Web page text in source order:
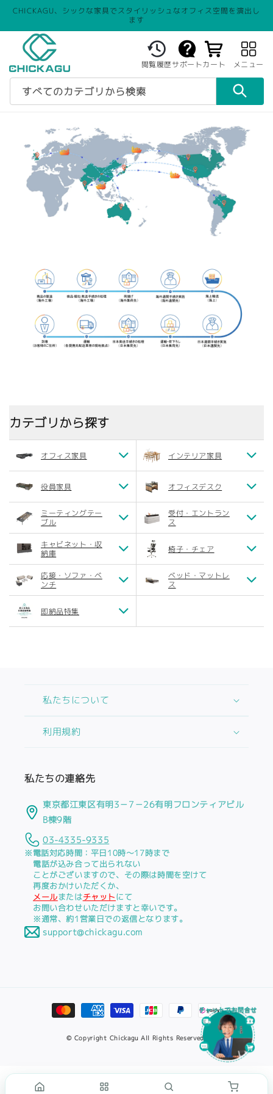
CHICKAGU、シックな家具でスタイリッシュなオフィス空間を演出し
ます
メニュー
すべてのカテゴリから検索
閲覧履歴サポートカート
ー
カテゴリから探す
オフィス家具 インテリア家具
役員家具 オフィスデスク
ミーティングテー
ブル
受付・エントラン
ス
キャビネット・収
納庫
椅子・チェア
応接・ソファ・ベ
ンチ
ベッド・マットレ
ス
即納品特集
私たちについて
利用規約
私たちの連絡先
東京都江東区有明3－7－26有明フロンティアビル
B棟9階
03-4335-9335
※電話対応時間：平日10時～17時まで
電話が込み合って出られない
ことがございますので、その際は時間を空けて
再度おかけいただくか、
メールまたはチャットにて
お問い合わせいただけますと幸いです。
※通常、約1営業日での返信となります。
support@chickagu.com
© Copyright Chickagu All Rights Reserved.